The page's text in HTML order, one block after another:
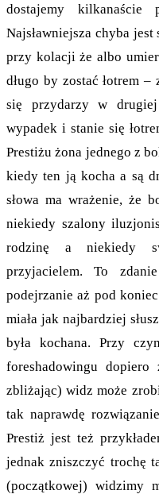
dostajemy kilkanaście
Najsławniejsza chyba
przy kolacji że albo
długo by zostać łotrem
się przydarzy w
wypadek i stanie się
Prestiżu żona jednego z
kiedy ten ją kocha a są
słowa ma wrażenie, że
niekiedy szalony
rodzinę a niekiedy
przyjacielem. To
podejrzanie aż pod
miała jak najbardziej
była kochana. Przy
foreshadowingu
zbliżając) widz może
tak naprawdę
Prestiż jest też
jednak zniszczyć trochę
(początkowej) widzimy